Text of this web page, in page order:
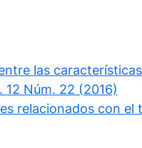
las
12 Núm. 22 (2016)
relacionados con el